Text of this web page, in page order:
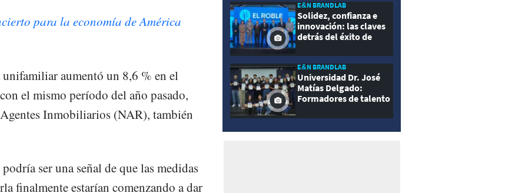
para la economía de América
aumentó un 8,6 % en el
el mismo período del año pasado,
Inmobiliarios (NAR), también
ser una señal de que las medidas
finalmente estarían comenzando a dar
E&N BRANDLAB
Solidez, confianza e
innovación: las claves
detrás del éxito de
E&N BRANDLAB
Universidad Dr. José
Matías Delgado:
Formadores de talento